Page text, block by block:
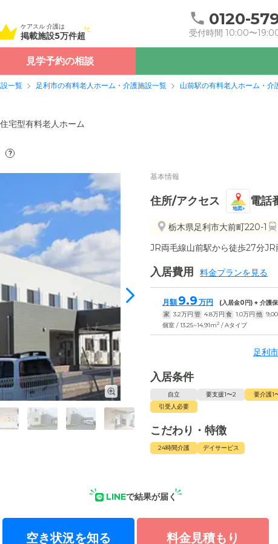
ケアスル 介護は
掲載施設5万件超
0120-
受付時間 10:00〜
見学予約の相談
一覧 足利市の有料老人ホーム・介護施設一覧 山前駅の有料老人ホーム・介
住宅型有料老人ホーム
?
基本情報
住所/アクセス
地図
電話
栃木県足利市大前町220-1
JR両毛線山前駅から徒歩27分
入居費用 料金プランを見る
月額 9.9 万円 (入居金0円) + 介護
家 3.2万円 管 4.8万円 食 1.0万円 他
個室 / 13.25~14.91m2 / Aタイプ
足利
入居条件
自立 要支援1〜2 要介護1
引受人必要
こだわり・特徴
24時間介護 デイサービス
LINEで結果が届く
空き状況を知る 料金見積もり